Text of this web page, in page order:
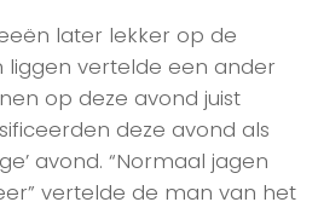
later lekker op de
vertelde een ander
op deze avond juist
deze avond als
avond. “Normaal jagen
vertelde de man van het